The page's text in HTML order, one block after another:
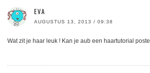
EVA
AUGUSTUS 13, 2013 / 09:38
Wat zit je haar leuk ! Kan je aub een haartutorial